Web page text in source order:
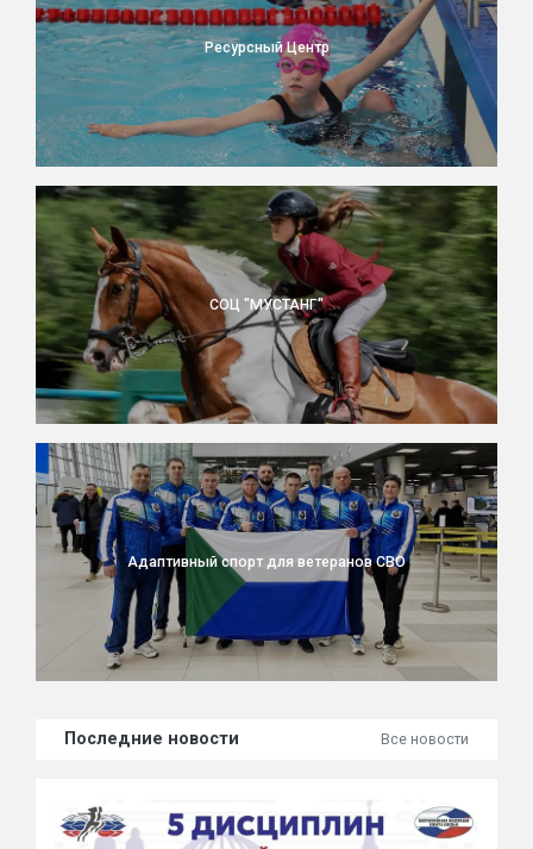
Ресурсный Центр
СОЦ "МУСТАНГ"
Адаптивный спорт для ветеранов СВО
Последние новости Все новости